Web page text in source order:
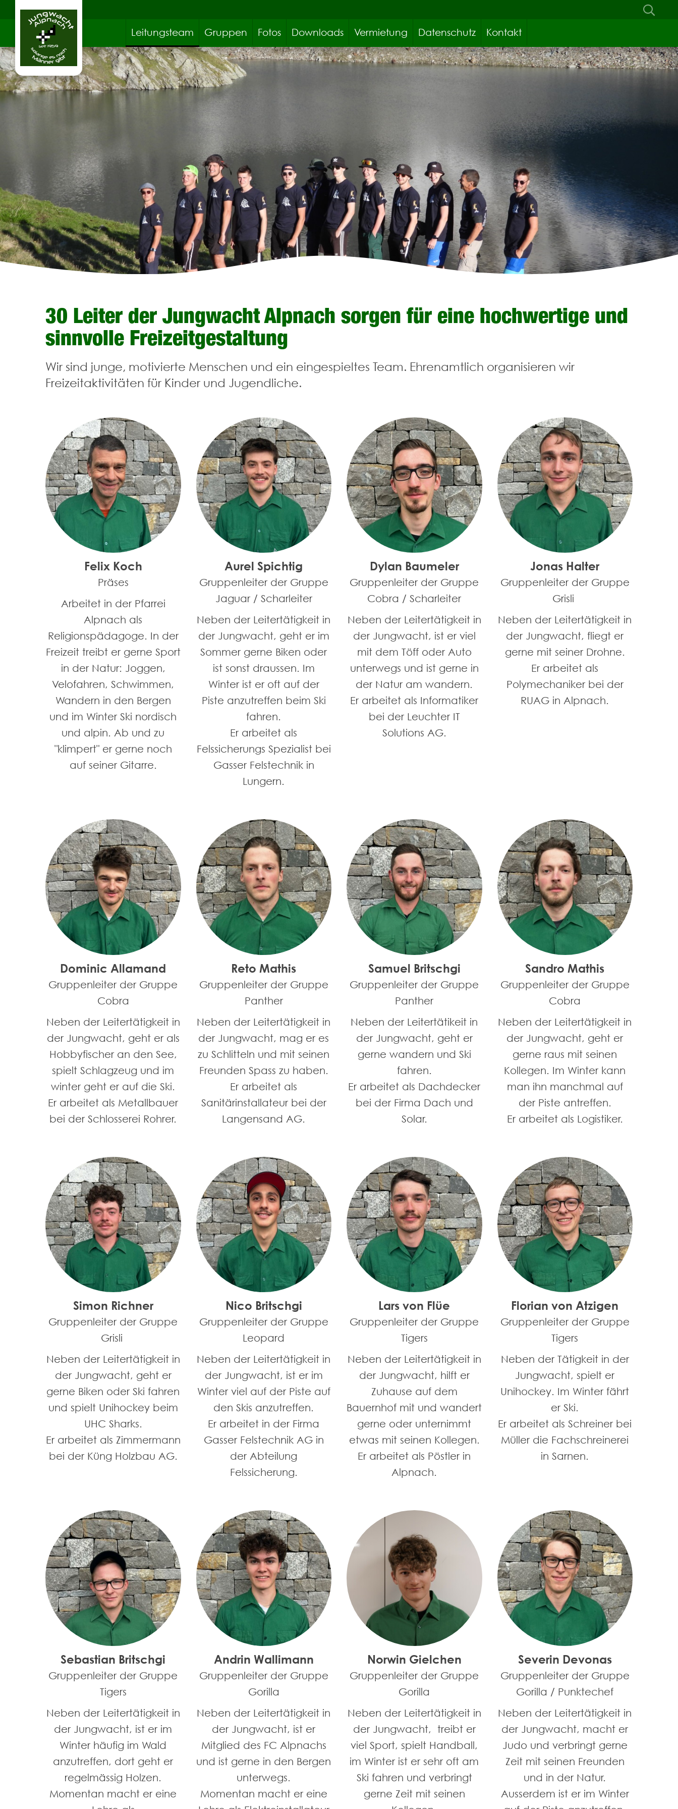
Leitungsteam Gruppen Fotos Downloads Vermietung Datenschutz Kontakt
30 Leiter der Jungwacht Alpnach sorgen für eine hochwertige und
sinnvolle Freizeitgestaltung
Wir sind junge, motivierte Menschen und ein eingespieltes Team. Ehrenamtlich organisieren wir
Freizeitaktivitäten für Kinder und Jugendliche.
Felix Koch
Präses
Arbeitet in der Pfarrei
Alpnach als
Religionspädagoge. In der
Freizeit treibt er gerne Sport
in der Natur: Joggen,
Velofahren, Schwimmen,
Wandern in den Bergen
und im Winter Ski nordisch
und alpin. Ab und zu
"klimpert" er gerne noch
auf seiner Gitarre.
Aurel Spichtig
Gruppenleiter der Gruppe
Jaguar / Scharleiter
Neben der Leitertätigkeit in
der Jungwacht, geht er im
Sommer gerne Biken oder
ist sonst draussen. Im
Winter ist er oft auf der
Piste anzutreffen beim Ski
fahren.
Er arbeitet als
Felssicherungs Spezialist bei
Gasser Felstechnik in
Lungern.
Dylan Baumeler
Gruppenleiter der Gruppe
Cobra / Scharleiter
Neben der Leitertätigkeit in
der Jungwacht, ist er viel
mit dem Töff oder Auto
unterwegs und ist gerne in
der Natur am wandern.
Er arbeitet als Informatiker
bei der Leuchter IT
Solutions AG.
Jonas Halter
Gruppenleiter der Gruppe
Grisli
Neben der Leitertätigkeit in
der Jungwacht, fliegt er
gerne mit seiner Drohne.
Er arbeitet als
Polymechaniker bei der
RUAG in Alpnach.
Dominic Allamand
Gruppenleiter der Gruppe
Cobra
Neben der Leitertätigkeit in
der Jungwacht, geht er als
Hobbyfischer an den See,
spielt Schlagzeug und im
winter geht er auf die Ski.
Er arbeitet als Metallbauer
bei der Schlosserei Rohrer.
Reto Mathis
Gruppenleiter der Gruppe
Panther
Neben der Leitertätigkeit in
der Jungwacht, mag er es
zu Schlitteln und mit seinen
Freunden Spass zu haben.
Er arbeitet als
Sanitärinstallateur bei der
Langensand AG.
Samuel Britschgi
Gruppenleiter der Gruppe
Panther
Neben der Leitertätikeit in
der Jungwacht, geht er
gerne wandern und Ski
fahren.
Er arbeitet als Dachdecker
bei der Firma Dach und
Solar.
Sandro Mathis
Gruppenleiter der Gruppe
Cobra
Neben der Leitertätigkeit in
der Jungwacht, geht er
gerne raus mit seinen
Kollegen. Im Winter kann
man ihn manchmal auf
der Piste antreffen.
Er arbeitet als Logistiker.
Simon Richner
Gruppenleiter der Gruppe
Grisli
Neben der Leitertätigkeit in
der Jungwacht, geht er
gerne Biken oder Ski fahren
und spielt Unihockey beim
UHC Sharks.
Er arbeitet als Zimmermann
bei der Küng Holzbau AG.
Nico Britschgi
Gruppenleiter der Gruppe
Leopard
Neben der Leitertätigkeit in
der Jungwacht, ist er im
Winter viel auf der Piste auf
den Skis anzutreffen.
Er arbeitet in der Firma
Gasser Felstechnik AG in
der Abteilung
Felssicherung.
Lars von Flüe
Gruppenleiter der Gruppe
Tigers
Neben der Leitertätigkeit in
der Jungwacht, hilft er
Zuhause auf dem
Bauernhof mit und wandert
gerne oder unternimmt
etwas mit seinen Kollegen.
Er arbeitet als Pöstler in
Alpnach.
Florian von Atzigen
Gruppenleiter der Gruppe
Tigers
Neben der Tätigkeit in der
Jungwacht, spielt er
Unihockey. Im Winter fährt
er Ski.
Er arbeitet als Schreiner bei
Müller die Fachschreinerei
in Sarnen.
Sebastian Britschgi
Gruppenleiter der Gruppe
Tigers
Neben der Leitertätigkeit in
der Jungwacht, ist er im
Winter häufig im Wald
anzutreffen, dort geht er
regelmässig Holzen.
Momentan macht er eine
Andrin Wallimann
Gruppenleiter der Gruppe
Gorilla
Neben der Leitertätigkeit in
der Jungwacht, ist er
Mitglied des FC Alpnachs
und ist gerne in den Bergen
unterwegs.
Momentan macht er eine
Norwin Gielchen
Gruppenleiter der Gruppe
Gorilla
Neben der Leitertätigkeit in
der Jungwacht, treibt er
viel Sport, spielt Handball,
im Winter ist er sehr oft am
Ski fahren und verbringt
gerne Zeit mit seinen
Severin Devonas
Gruppenleiter der Gruppe
Gorilla / Punktechef
Neben der Leitertätigkeit in
der Jungwacht, macht er
Judo und verbringt gerne
Zeit mit seinen Freunden
und in der Natur.
Ausserdem ist er im Winter